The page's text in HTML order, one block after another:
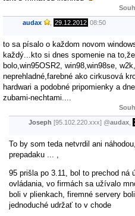
audax 29.12.2012 08:50
to sa písalo o každom novom
každý...kto si dnes spomenie na
bolo,win95OSR2, win98,win98se,
neprehladné,farebné ako cirkusová
hardwari a podobné pripomienky a
zubami-nechtami....
Joseph [95.102.220.xxx] @audax
To by som teda netvrdil ani
prepadaku ... ,
95 prišla po 3.11, bol to prechod ná
ovládania, vo firmách sa užívalo
boli v plienkach, firemné servery
jednoduché udržať to v chode